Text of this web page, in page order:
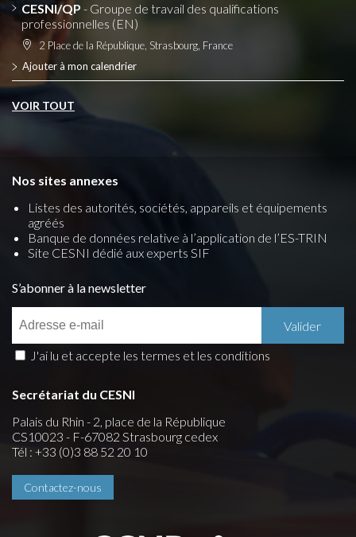
CESNI/QP - Groupe de travail des qualifications
professionnelles (EN)
2 Place de la République, Strasbourg, France
Ajouter à mon calendrier
VOIR TOUT
Nos sites annexes
Listes des autorités, sociétés, appareils et équipements
agréés
Banque de données relative à l’application de l’ES-TRIN
Site CESNI dédié aux experts SIF
S’abonner à la newsletter
J'ai lu et accepte les termes et les conditions
Secrétariat du CESNI
Palais du Rhin - 2, place de la République
CS10023 - F-67082 Strasbourg cedex
Tél : +33 (0)3 88 52 20 10
Contactez-nous